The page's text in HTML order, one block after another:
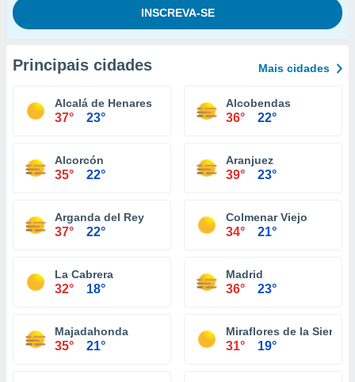
Principais cidades Mais cidades
Alcalá de Henares
37° 23°
Alcobendas
36° 22°
Alcorcón
35° 22°
Aranjuez
39° 23°
Arganda del Rey
37° 22°
Colmenar Viejo
34° 21°
La Cabrera
32° 18°
Madrid
36° 23°
Majadahonda
35° 21°
Miraflores de la Sierra
31° 19°